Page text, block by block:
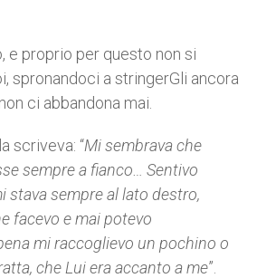
e proprio per questo non si
spronandoci a stringerGli ancora
ci abbandona mai.
scriveva: “Mi sembrava che
sempre a fianco… Sentivo
stava sempre al lato destro,
facevo e mai potevo
mi raccoglievo un pochino o
che Lui era accanto a me”.